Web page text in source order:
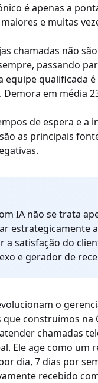
é apenas a
e muitas
chamadas não
passando
equipe qualificada
em média
de espera e a
as principais
IA não se trata
estrategicamente
satisfação do
e gerador de
o
construímos na
chamadas
Ele age como um
dia, 7 dias por
recebido